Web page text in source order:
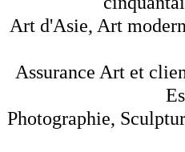
Art d'Asie, Art
Assurance Art et
Photographie,